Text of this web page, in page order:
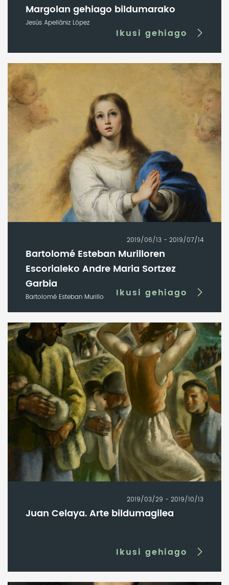
Margolan gehiago bildumarako
Jesús Apellániz López
Ikusi gehiago
2019/06/13 - 2019/07/14
Bartolomé Esteban Murilloren
Escorialeko Andre Maria Sortzez
Garbia
Bartolomé Esteban Murillo Ikusi gehiago
2019/03/29 - 2019/10/13
Juan Celaya. Arte bildumagilea
Ikusi gehiago